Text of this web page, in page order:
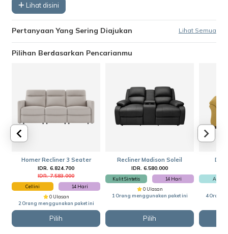
Lihat disini
Pertanyaan Yang Sering Diajukan Lihat Semua
Pilihan Berdasarkan Pencarianmu
Homer Recliner 3 Seater
IDR. 6.824.700
IDR. 7.583.000
Cellini
14 Hari
0 Ulasan
2 Orang menggunakan paket ini
Pilih
Recliner Madison Soleil
IDR. 6.580.000
Kulit Sintetis
14 Hari
0 Ulasan
1 Orang menggunakan paket ini
Pilih
Ashley
4 Orang